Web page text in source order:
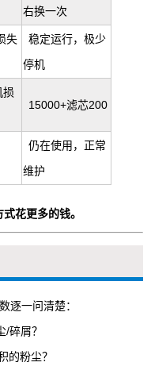
右换一次
失
稳定运行，极少
停机
损
15000+滤芯200
仍在使用，正常
维护
花更多的钱。
逐一问清楚：
碎屑？
的粉尘？